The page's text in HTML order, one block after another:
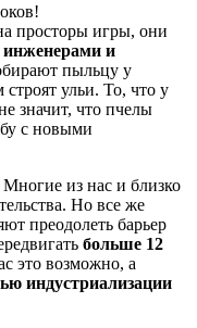
просторы игры, они
и
пыльцу у
ульи. То, что у
значит, что пчелы
с новыми
из нас и близко
Но все же
преодолеть барьер
больше 12
это возможно, а
индустриализации